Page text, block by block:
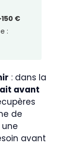
€
:
: dans la
avant
de
avant